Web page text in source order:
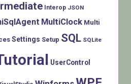
Interop JSON
MultiClock Multi
Settings Setup SQL SQLite
UserControl